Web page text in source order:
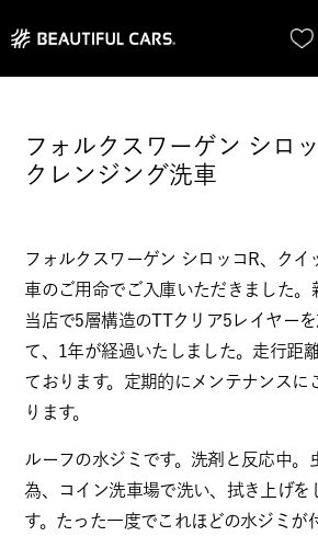
フォルクスワーゲン シロ
クレンジング洗車
フォルクスワーゲン シロッコR、クイ
車のご用命でご入庫いただきました。
当店で5層構造のTTクリア5レイヤー
て、1年が経過いたしました。走行距
ております。定期的にメンテナンスに
ります。
ルーフの水ジミです。洗剤と反応中。
為、コイン洗車場で洗い、拭き上げを
す。たった一度でこれほどの水ジミが